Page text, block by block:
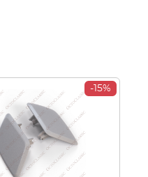
-15%